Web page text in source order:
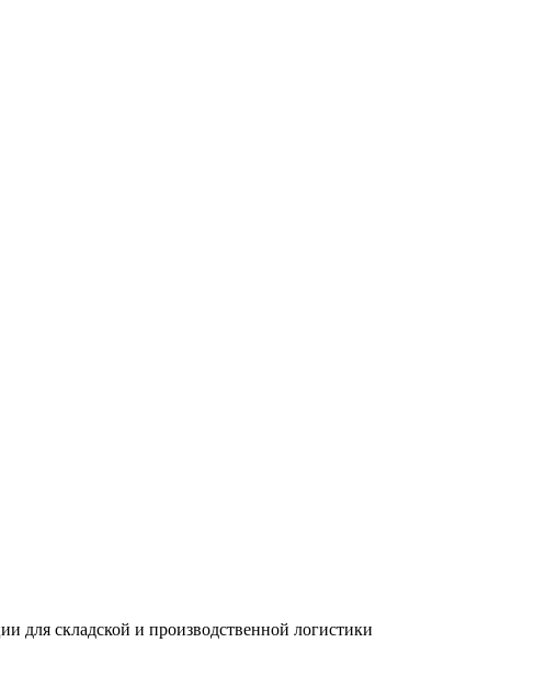
для складской и производственной логистики